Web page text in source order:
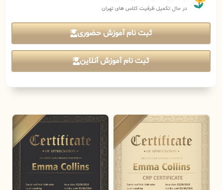
در حال تکمیل ظرفیت کلاس های تهران
ثبت نام آموزش حضوری
ثبت نام آموزش آنلاین